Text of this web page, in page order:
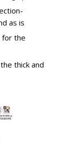
as is
for the
thick and